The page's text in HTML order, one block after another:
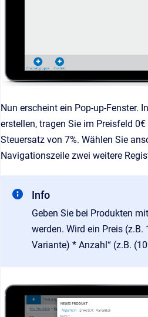
Nun erscheint ein Pop-up-Fenster.
erstellen, tragen Sie im Preisfeld
Steuersatz von 7%. Wählen Sie
Navigationszeile zwei weitere
Info
Geben Sie bei Produkten
werden. Wird ein Preis
Variante) * Anzahl“ (z.B.